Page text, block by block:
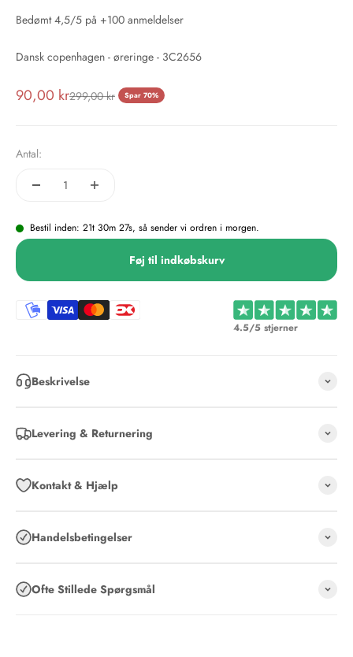
Bedømt 4,5/5 på +100 anmeldelser
Dansk copenhagen - øreringe - 3C2656
Salgspris
90,00 krNormalpris
299,00 kr Spar 70%
Antal:
Bestil inden: 21t 30m 26s, så sender vi ordren i morgen.
Føj til indkøbskurv
4.5/5 stjerner
Beskrivelse
Levering & Returnering
Kontakt & Hjælp
Handelsbetingelser
Ofte Stillede Spørgsmål